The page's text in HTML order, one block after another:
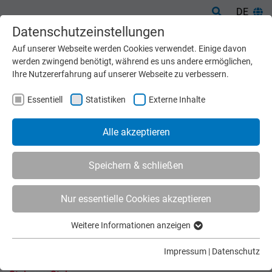
DE
Maschinen
Aufbereiten & Sortieren
upmatic Steintrenner TYP FDS 40
UPMATIC STEINTRENNER TYP
Datenschutzeinstellungen
Auf unserer Webseite werden Cookies verwendet. Einige davon
werden zwingend benötigt, während es uns andere ermöglichen,
Ihre Nutzererfahrung auf unserer Webseite zu verbessern.
Essentiell Statistiken Externe Inhalte
Alle akzeptieren
Speichern & schließen
Nur essentielle Cookies akzeptieren
Essentielle Cookies werden für grundlegende Funktionen der
Weitere Informationen anzeigen
Impressum | Datenschutz